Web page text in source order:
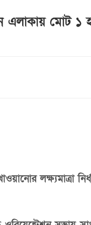
মোট ১
লক্ষ্যমাত্রা